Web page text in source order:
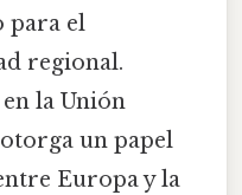
para el
regional.
la Unión
un papel
Europa y la